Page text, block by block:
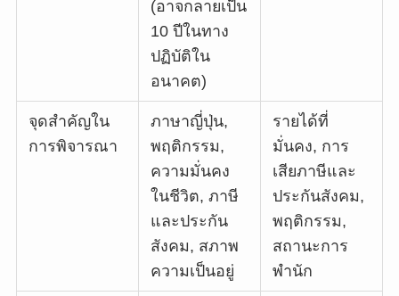
(อาจกลายเป็น
10 ปีในทาง
ปฏิบัติใน
อนาคต)
จุดสำคัญใน
การพิจารณา
ภาษาญี่ปุ่น,
พฤติกรรม,
ความมั่นคง
ในชีวิต, ภาษี
และประกัน
สังคม, สภาพ
ความเป็นอยู่
รายได้ที่
มั่นคง, การ
เสียภาษีและ
ประกันสังคม,
พฤติกรรม,
สถานะการ
พำนัก